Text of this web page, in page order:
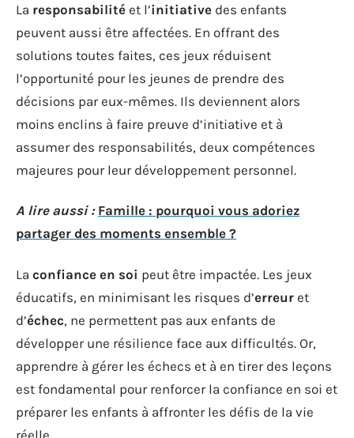
La responsabilité et l’initiative des enfants
peuvent aussi être affectées. En offrant des
solutions toutes faites, ces jeux réduisent
l’opportunité pour les jeunes de prendre des
décisions par eux-mêmes. Ils deviennent alors
moins enclins à faire preuve d’initiative et à
assumer des responsabilités, deux compétences
majeures pour leur développement personnel.
A lire aussi : Famille : pourquoi vous adoriez
partager des moments ensemble ?
La confiance en soi peut être impactée. Les jeux
éducatifs, en minimisant les risques d’erreur et
d’échec, ne permettent pas aux enfants de
développer une résilience face aux difficultés. Or,
apprendre à gérer les échecs et à en tirer des leçons
est fondamental pour renforcer la confiance en soi et
préparer les enfants à affronter les défis de la vie
réelle.